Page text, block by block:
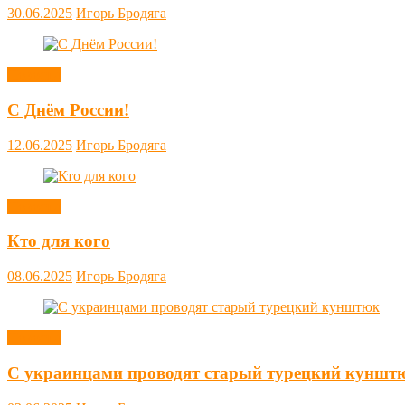
30.06.2025 Игорь Бродяга
С Днём России!
12.06.2025 Игорь Бродяга
Кто для кого
08.06.2025 Игорь Бродяга
С украинцами проводят старый турецкий